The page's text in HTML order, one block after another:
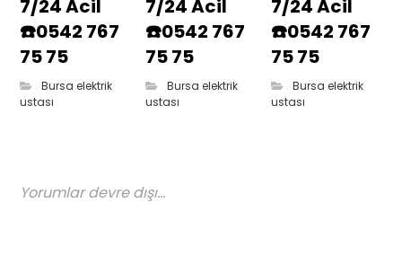
7/24 Acil
☎️0542 767
75 75
Bursa elektrik
ustası
7/24 Acil
☎️0542 767
75 75
Bursa elektrik
ustası
7/24 Acil
☎️0542 767
75 75
Bursa elektrik
ustası
Yorumlar devre dışı...